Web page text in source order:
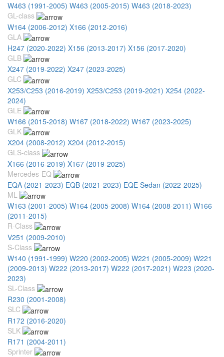
W463 (1991-2005) W463 (2005-2015) W463 (2018-2023)
GL-class
W164 (2006-2012) X166 (2012-2016)
GLA
H247 (2020-2022) X156 (2013-2017) X156 (2017-2020)
GLB
X247 (2019-2022) X247 (2023-2025)
GLC
X253/С253 (2016-2019) X253/С253 (2019-2021) X254 (2022-
2024)
GLE
W166 (2015-2018) W167 (2018-2022) W167 (2023-2025)
GLK
X204 (2008-2012) X204 (2012-2015)
GLS-class
X166 (2016-2019) X167 (2019-2025)
Mercedes-EQ
EQA (2021-2023) EQB (2021-2023) EQE Sedan (2022-2025)
ML
W163 (2001-2005) W164 (2005-2008) W164 (2008-2011) W166
(2011-2015)
R-Class
V251 (2009-2010)
S-Class
W140 (1991-1999) W220 (2002-2005) W221 (2005-2009) W221
(2009-2013) W222 (2013-2017) W222 (2017-2021) W223 (2020-
2023)
SL-Class
R230 (2001-2008)
SLC
R172 (2016-2020)
SLK
R171 (2004-2011)
Sprinter